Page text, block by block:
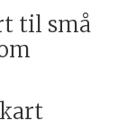
til små